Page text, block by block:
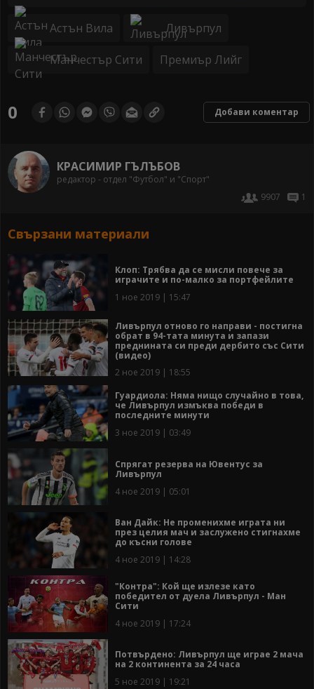
Астън Вила Ливърпул
Манчестър Сити Премиър Лийг
0 Добави коментар
КРАСИМИР ГЪЛЪБОВ
редактор - отдел "Футбол" и "Спорт"
9907
1
Свързани материали
Клоп: Трябва да се мисли повече за
играчите и по-малко за портфейлите
1 ное 2019 | 15:47
Ливърпул отново го направи - постигна
обрат в 94-тата минута и запази
преднината си преди дербито със Сити
(видео)
2 ное 2019 | 18:55
Гуардиола: Няма нищо случайно в това,
че Ливърпул измъква победи в
последните минути
3 ное 2019 | 03:49
Спрягат резерва на Ювентус за
Ливърпул
4 ное 2019 | 05:01
Ван Дайк: Не променихме играта ни
през целия мач и заслужено стигнахме
до късни голове
4 ное 2019 | 14:28
"Контра": Кой ще излезе като
победител от дуела Ливърпул - Ман
Сити
4 ное 2019 | 17:24
Потвърдено: Ливърпул ще играе 2 мача
на 2 континента за 24 часа
5 ное 2019 | 19:21